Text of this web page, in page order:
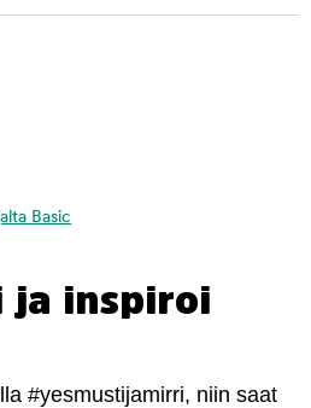
Basic
ja inspiroi
#yesmustijamirri, niin saat